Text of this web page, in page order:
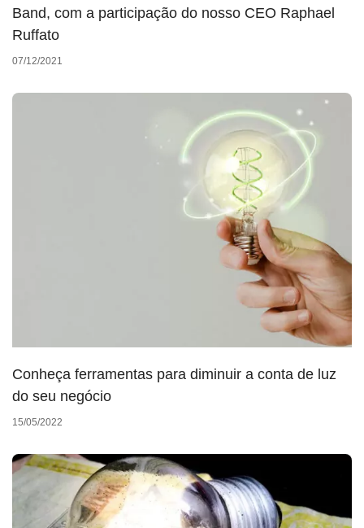
Band, com a participação do nosso CEO Raphael
Ruffato
07/12/2021
Conheça ferramentas para diminuir a conta de luz
do seu negócio
15/05/2022